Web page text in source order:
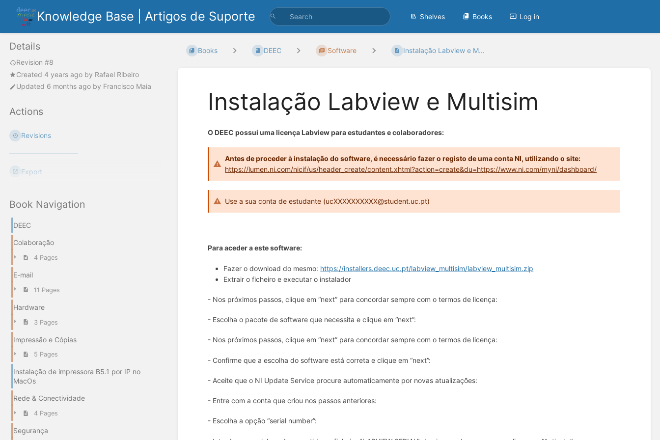
Knowledge Base | Artigos de Suporte Shelves Books Log in
Details
Revision #8
Created 4 years ago by Rafael Ribeiro
Updated 6 months ago by Francisco Maia
Actions
Revisions
Export
Book Navigation
DEEC
Colaboração
4 Pages
E-mail
11 Pages
Hardware
3 Pages
Impressão e Cópias
5 Pages
Instalação de impressora B5.1 por IP no
MacOs
Rede & Conectividade
4 Pages
Segurança
Books DEEC Software Instalação Labview e M...
Instalação Labview e Multisim
O DEEC possui uma licença Labview para estudantes e colaboradores:
Antes de proceder à instalação do software, é necessário fazer o registo de uma conta NI, utilizando o site:
https://lumen.ni.com/nicif/us/header_create/content.xhtml?action=create&du=https://www.ni.com/myni/dashboard/
Use a sua conta de estudante (ucXXXXXXXXXX@student.uc.pt)
Para aceder a este software:
Fazer o download do mesmo: https://installers.deec.uc.pt/labview_multisim/labview_multisim.zip
Extrair o ficheiro e executar o instalador
- Nos próximos passos, clique em “next” para concordar sempre com o termos de licença:
- Escolha o pacote de software que necessita e clique em “next”:
- Nos próximos passos, clique em “next” para concordar sempre com o termos de licença:
- Confirme que a escolha do software está correta e clique em “next”:
- Aceite que o NI Update Service procure automaticamente por novas atualizações:
- Entre com a conta que criou nos passos anteriores:
- Escolha a opção “serial number”: